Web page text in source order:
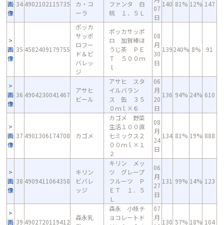
画
像
34 4902102115735
カ・コ
ーラ
ファンタ 白
桃 １．５Ｌ
07
日
140 81% 12% 147
画
像
35 4582409179755
ポッカ
サッポ
ロフー
ド＆ビ
バレッ
ジ
ポッカサッポ
ロ 加賀棒ほ
うじ茶 ＰＥ
Ｔ ５００ｍ
ｌ
08
月
30
日
139240% 8% 91
画
像
36 4904230041467
アサヒ
ビール
アサヒ スタ
イルバラン
ス 缶 ３５
０ｍｌ×６
06
月
20
日
136 94% 24% 610
画
像
37 4901306174708 カゴメ
カゴメ 野菜
生活１００直
七ミックス２
００ｍｌ×１
２
08
月
24
日
134 81% 19% 888
画
像
38 4909411064358
キリン
ビバレ
ッジ
キリン メッ
ツ グレープ
フルーツ Ｐ
ＥＴ １．５
Ｌ
06
月
27
日
131 99% 14% 123
画 39 4902720119412
森永乳
森永 小枝チ
ョコレートド
07
月
130 57% 18% 104